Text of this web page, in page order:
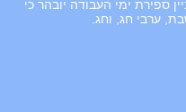
ספירת ימי העבודה יובהר כי
ערבי חג, וחג.